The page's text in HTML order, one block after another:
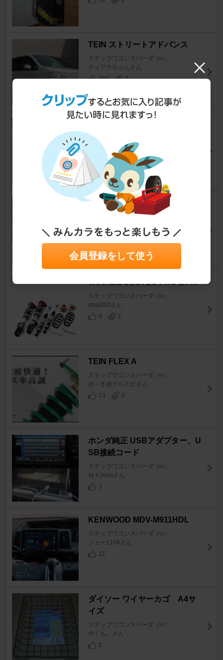
TEIN ストリートアドバンス
ステップワゴンスパーダ [RK]
ティアラちゃんさん
104
2
ステップワゴンスパーダ
まっつん＠Bさん
1
TEIN FLEX Z
ステップワゴンスパーダ
シマシオンさん
29
0
TANABE SUSTEC PRO ZT40
ステップワゴンスパーダ [RK]
step850さん
9
1
TEIN FLEX A
ステップワゴンスパーダ [RK]
ゆ～き@クルスピさん
13
0
ホンダ純正 USBアダプター、U
SB接続コード
ステップワゴンスパーダ [RK]
ＭＸ/miniさん
3
KENWOOD MDV-M911HDL
ステップワゴンスパーダ [RK]
ジョー1104さん
11
ダイソー ワイヤーカゴ A4サ
イズ
ステップワゴンスパーダ [RK]
やくも。さん
2
会員登録をして使う